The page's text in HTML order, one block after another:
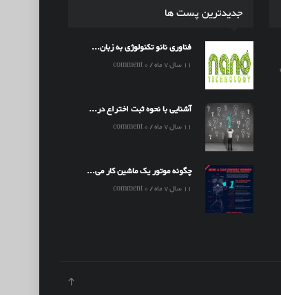
جدیدترین پست ها
فناوری نانو تکنولوژی به زبان...
11 سال 7 ماه / 0 comment
آشنایی با نحوه ثبت اختراع در...
11 سال 7 ماه / 0 comment
چگونه موتور یک ماشین کار می...
11 سال 7 ماه / 0 comment